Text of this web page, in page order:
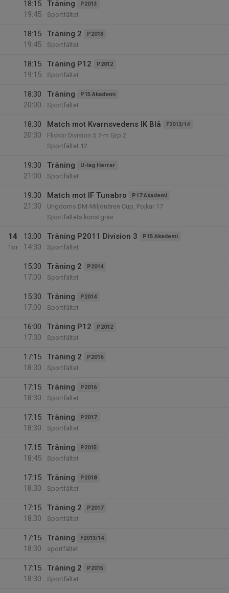
18:15
19:45
Träning P2013
Sportfältet
18:15
19:45
Träning 2 P2013
Sportfältet
18:15
19:15
Träning P12 P2012
Sportfältet
18:30
20:00
Träning P15 Akademi
Sportfältet
18:30
20:30
Match mot Kvarnsvedens IK Blå F2013/14
Flickor Division 5 7-m Grp.2
Sportfältet 12
19:30
21:00
Träning U-lag Herrar
Sportfältet
19:30
21:30
Match mot IF Tunabro P17 Akademi
Ungdoms DM-Miljönären Cup, Pojkar 17
Sportfältets konstgräs
14
Tor
13:00
14:30
Träning P2011 Division 3 P15 Akademi
Sportfältet
15:30
17:00
Träning 2 P2014
Sportfältet
15:30
17:00
Träning P2014
Sportfältet
16:00
17:30
Träning P12 P2012
Sportfältet
17:15
18:30
Träning 2 P2016
Sportfältet
17:15
18:30
Träning P2016
Sportfältet
17:15
18:30
Träning P2017
Sportfältet
17:15
18:45
Träning P2015
Sportfältet
17:15
18:30
Träning P2018
Sportfältet
17:15
18:30
Träning 2 P2017
Sportfältet
17:15
18:30
Träning F2013/14
sportfältet
17:15
18:30
Träning 2 P2015
Sportfältet